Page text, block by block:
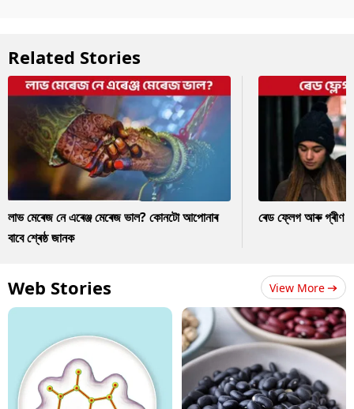
Related Stories
লাভ মেৰেজ নে এৰেঞ্জ মেৰেজ ভাল? কোনটো আপোনাৰ
বাবে শ্ৰেষ্ঠ জানক
ৰেড ফ্লেগ আৰু গ্ৰীণ
Web Stories View More